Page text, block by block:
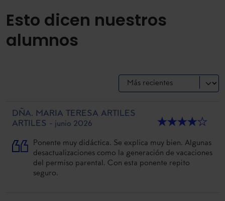
Esto dicen nuestros
alumnos
DÑA. MARIA TERESA ARTILES
ARTILES - junio 2026 ★★★★★
Ponente muy didáctica. Se explica muy bien. Algunas
desactualizaciones como la generación de vacaciones
del permiso parental. Con esta ponente repito
seguro.